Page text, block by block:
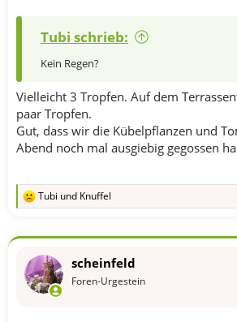
Tubi schrieb:
Kein Regen?
Vielleicht 3 Tropfen. Auf dem
paar Tropfen.
Gut, dass wir die Kübelpflanzen und
Abend noch mal ausgiebig gegossen
R
k
o
Tubi und Knuffel
scheinfeld
Foren-Urgestein